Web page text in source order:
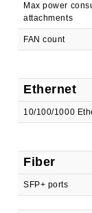
Max power
attachments
FAN count
Ethernet
10/100/1000
Fiber
SFP+ ports